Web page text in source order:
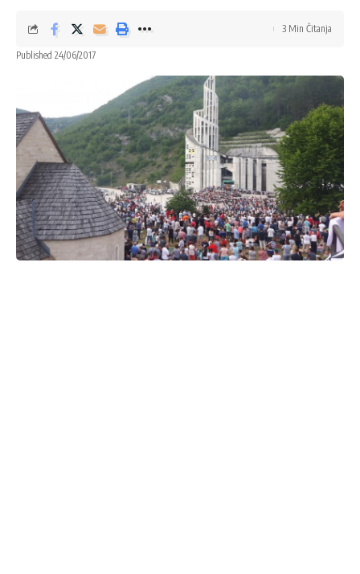
Published 24/06/2017
3 Min Čitanja